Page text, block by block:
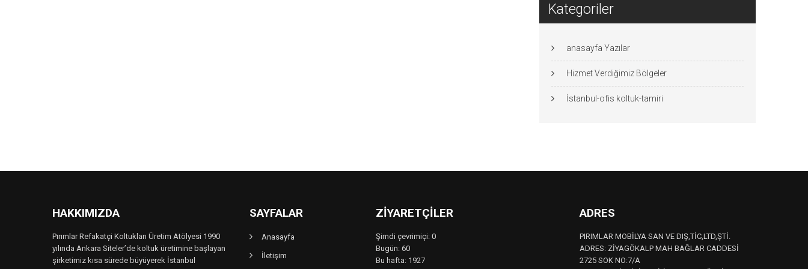
Kategoriler
anasayfa Yazılar
Hizmet Verdiğimiz Bölgeler
İstanbul-ofis koltuk-tamiri
HAKKIMIZDA
Pırımlar Refakatçi Koltukları Üretim Atölyesi 1990
yılında Ankara Siteler’de koltuk üretimine başlayan
şirketimiz kısa sürede büyüyerek İstanbul
SAYFALAR
Anasayfa
İletişim
ZIYARETÇILER
Şimdi çevrimiçi: 0
Bugün: 60
Bu hafta: 1927
ADRES
PIRIMLAR MOBİLYA SAN VE DIŞ,TİC,LTD,ŞTİ.
ADRES: ZİYAGÖKALP MAH BAĞLAR CADDESİ
2725 SOK NO:7/A